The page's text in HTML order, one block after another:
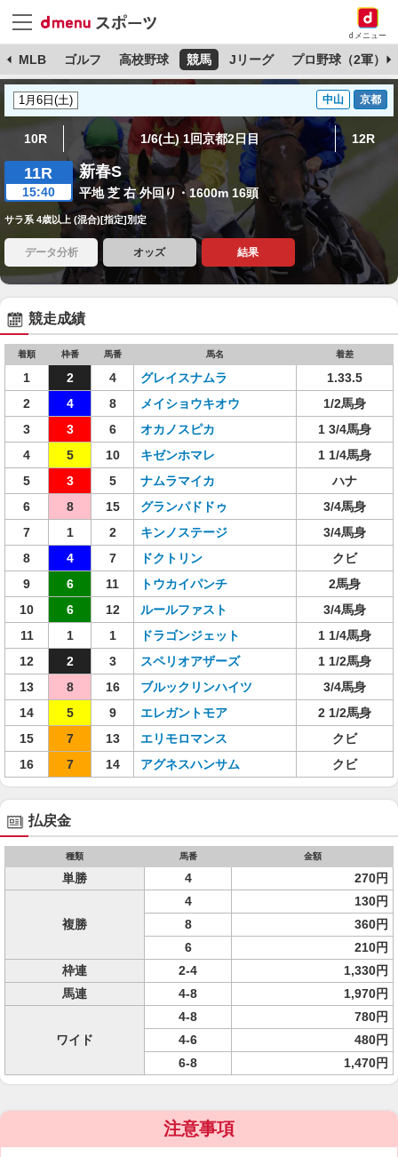
dメニュー
MLB ゴルフ 高校野球 競馬 Jリーグ プロ野球（2軍）
中山 京都
10R 1/6(土) 1回京都2日目 12R
11R
15:40
新春S
平地 芝 右 外回り・1600m 16頭
サラ系 4歳以上 (混合)[指定]別定
データ分析 オッズ 結果
競走成績
着順 枠番 馬番 馬名 着差
1 2 4 グレイスナムラ
1.33.5
2
4 8 メイショウキオウ
1/2馬身
3
3 6 オカノスピカ
1 3/4馬身
4
5 10 キゼンホマレ
1 1/4馬身
5
3 5 ナムラマイカ
ハナ
6
8 15 グランパドドゥ
3/4馬身
7
1 2 キンノステージ
3/4馬身
8
4 7 ドクトリン
クビ
9
6 11 トウカイパンチ
2馬身
10
6 12 ルールファスト
3/4馬身
11
1 1 ドラゴンジェット
1 1/4馬身
12
2 3 スペリオアザーズ
1 1/2馬身
13
8 16 ブルックリンハイツ
3/4馬身
14
5 9 エレガントモア
2 1/2馬身
15
7 13 エリモロマンス
クビ
16
7 14 アグネスハンサム クビ
払戻金
種類 馬番 金額
単勝 4 270円
複勝
4
130円
8
360円
6
210円
枠連
2-4
1,330円
馬連
4-8 1,970円
ワイド
4-8
780円
4-6
480円
6-8
1,470円
注意事項